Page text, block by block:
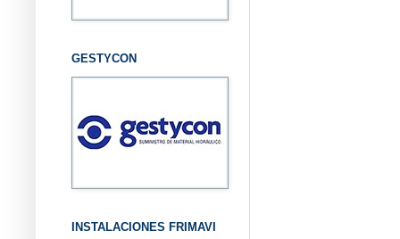
GESTYCON
INSTALACIONES FRIMAVI